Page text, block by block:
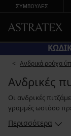
ΣΥΜΒΟΥΛΕΣ
Ανδρικά ρούχα
Ανδρικές
Οι ανδρικές
γραμμές ωστόσο
σας πιέζουν κατά
την κίνησή σας. Στη
Περισσότερα